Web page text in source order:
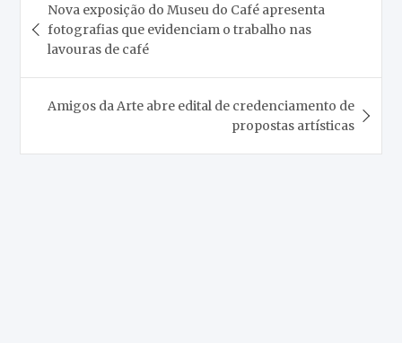
de
Post
Nova exposição do Museu do Café apresenta
fotografias que evidenciam o trabalho nas
lavouras de café
Amigos da Arte abre edital de credenciamento de
propostas artísticas